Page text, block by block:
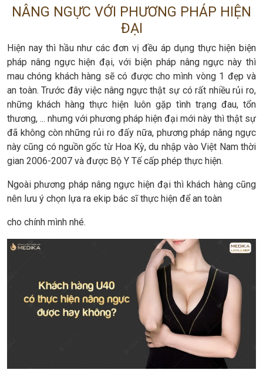
NÂNG NGỰC VỚI PHƯƠNG PHÁP HIỆN
ĐẠI
Hiện nay thì hầu như các đơn vị đều áp dụng thực hiện biện
pháp nâng ngực hiện đại, với biện pháp nâng ngực này thì
mau chóng khách hàng sẽ có được cho mình vòng 1 đẹp và
an toàn. Trước đây việc nâng ngực thật sự có rất nhiều rủi ro,
những khách hàng thực hiện luôn gặp tình trạng đau, tổn
thương, ... nhưng với phương pháp hiện đại mới này thì thật sự
đã không còn những rủi ro đấy nữa, phương pháp nâng ngực
này cũng có nguồn gốc từ Hoa Kỳ, du nhập vào Việt Nam thời
gian 2006-2007 và được Bộ Y Tế cấp phép thực hiện.
Ngoài phương pháp nâng ngực hiện đại thì khách hàng cũng
nên lưu ý chọn lựa ra ekip bác sĩ thực hiện để an toàn
cho chính mình nhé.